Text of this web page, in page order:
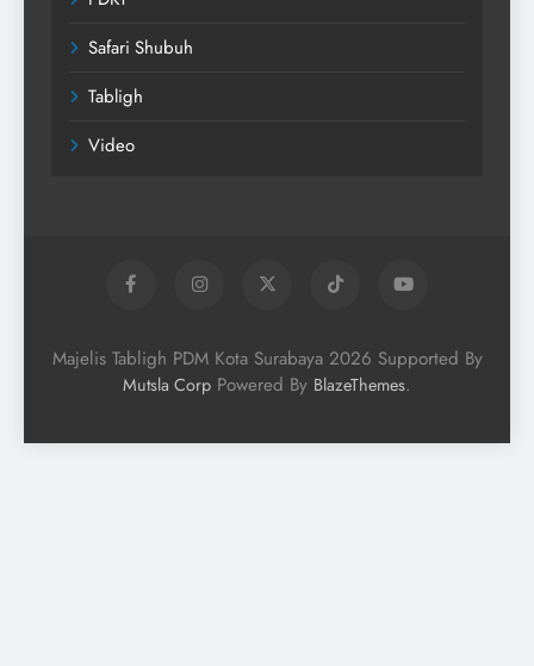
Safari Shubuh
Tabligh
Video
Majelis Tabligh PDM Kota Surabaya 2026 Supported By
Mutsla Corp Powered By BlazeThemes.